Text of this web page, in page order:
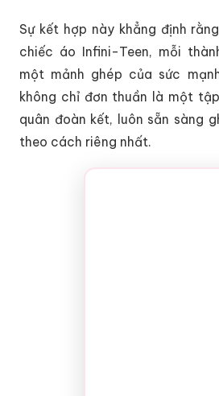
Sự kết hợp này khẳng định
chiếc áo Infini-Teen, mỗi
một mảnh ghép của sức
không chỉ đơn thuần là một
quân đoàn kết, luôn sẵn sàng
theo cách riêng nhất.